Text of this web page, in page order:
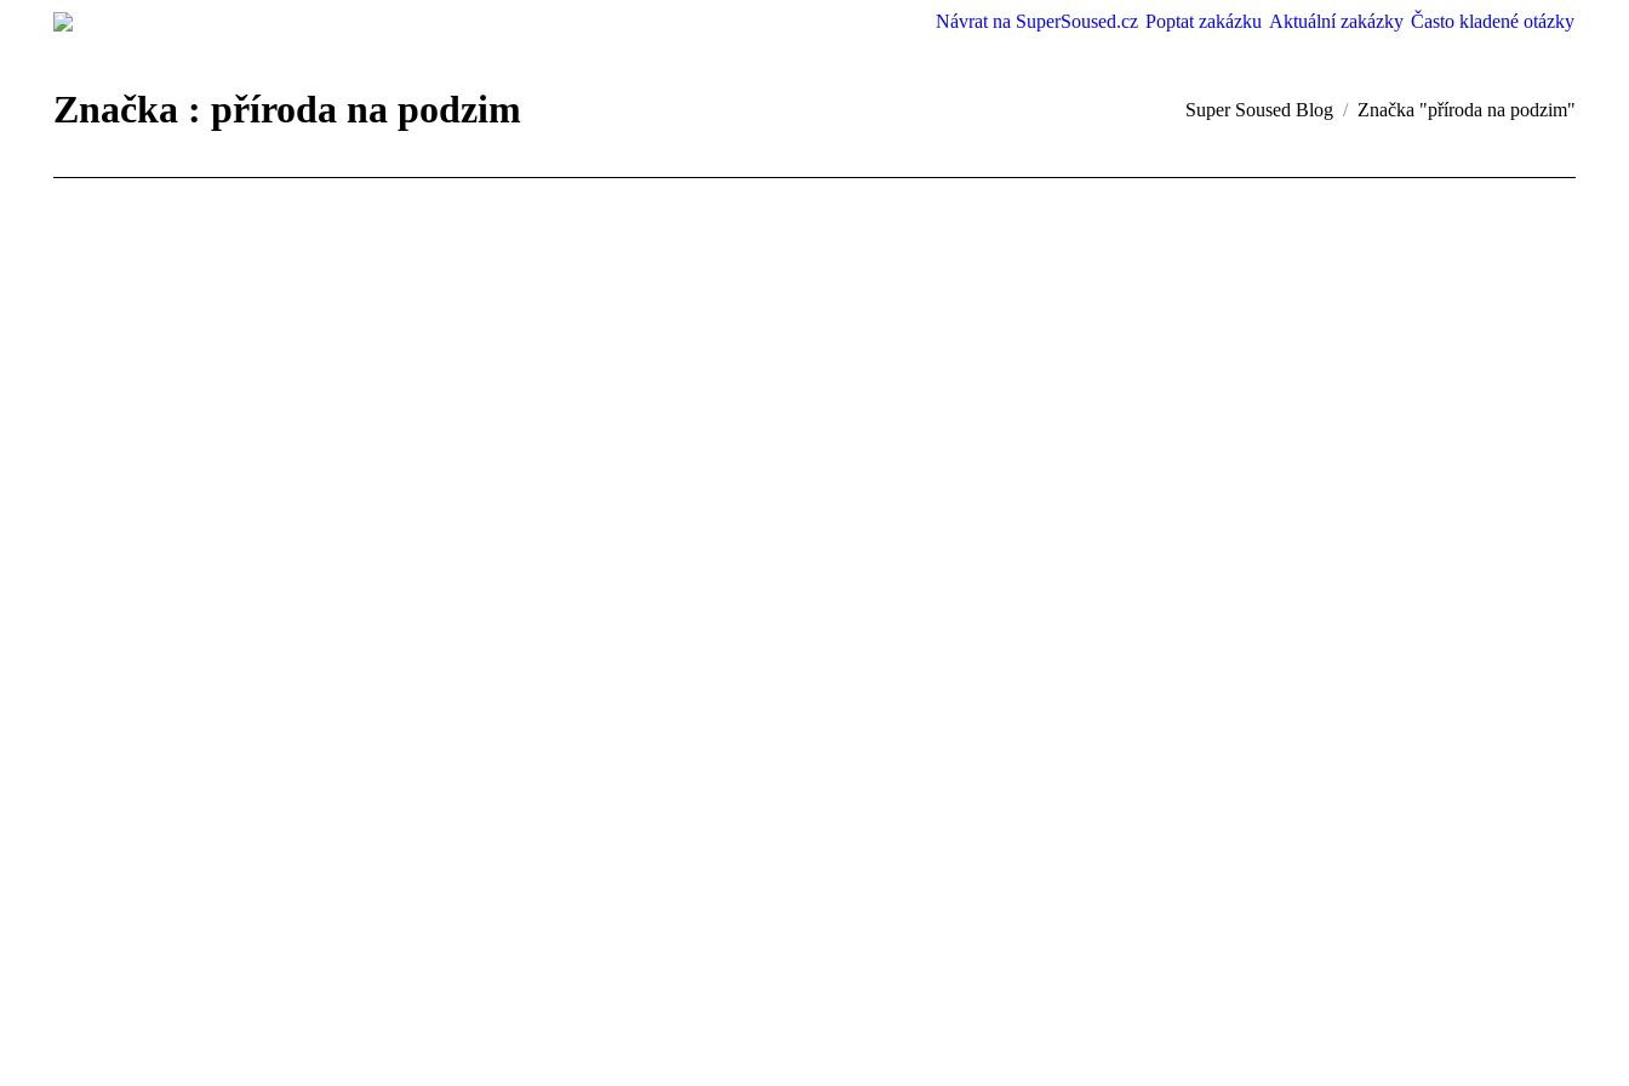
Návrat na SuperSoused.cz Poptat zakázku Aktuální zakázky Často kladené otázky
Značka : příroda na podzim Super Soused Blog Značka "příroda na podzim"